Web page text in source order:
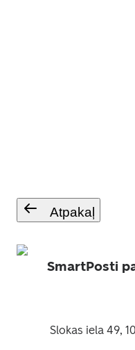
Atpakaļ
SmartPosti
Slokas iela 49,